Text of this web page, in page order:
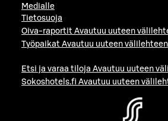
Medialle
Tietosuoja
Oiva-raportit Avautuu uuteen
Työpaikat Avautuu uuteen välilehteen
Etsi ja varaa tiloja Avautuu uuteen
Sokoshotels.fi Avautuu uuteen